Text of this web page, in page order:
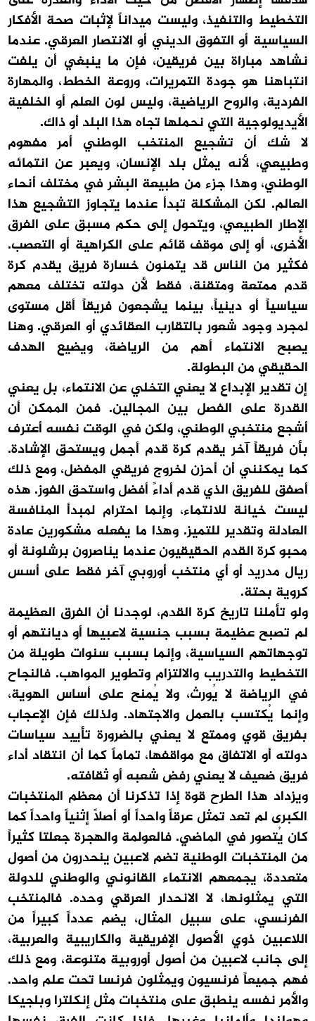
التخطيط والتنفيذ، وليست ميداناً لإثبات صحة الأفكار
السياسية أو التفوق الديني أو الانتصار العرقي. عندما
نشاهد مباراة بين فريقين، فإن ما ينبغي أن يلفت
انتباهنا هو جودة التمريرات، وروعة الخطط، والمهارة
الفردية، والروح الرياضية، وليس لون العلم أو الخلفية
الأيديولوجية التي نحملها تجاه هذا البلد أو ذاك.
لا شك أن تشجيع المنتخب الوطني أمر مفهوم
وطبيعي، لأنه يمثل بلد الإنسان، ويعبر عن انتمائه
الوطني، وهذا جزء من طبيعة البشر في مختلف أنحاء
العالم. لكن المشكلة تبدأ عندما يتجاوز التشجيع هذا
الإطار الطبيعي، ويتحول إلى حكم مسبق على الفرق
الأخرى، أو إلى موقف قائم على الكراهية أو التعصب.
فكثير من الناس قد يتمنون خسارة فريق يقدم كرة
قدم ممتعة ومتقنة، فقط لأن دولته تختلف معهم
سياسياً أو دينياً، بينما يشجعون فريقاً أقل مستوى
لمجرد وجود شعور بالتقارب العقائدي أو العرقي. وهنا
يصبح الانتماء أهم من الرياضة، ويضيع الهدف
الحقيقي من البطولة.
إن تقدير الإبداع لا يعني التخلي عن الانتماء، بل يعني
القدرة على الفصل بين المجالين. فمن الممكن أن
أشجع منتخبي الوطني، ولكن في الوقت نفسه أعترف
بأن فريقاً آخر يقدم كرة قدم أجمل ويستحق الإشادة.
كما يمكنني أن أحزن لخروج فريقي المفضل، ومع ذلك
أصفق للفريق الذي قدم أداءً أفضل واستحق الفوز. هذه
ليست خيانة للانتماء، وإنما احترام لمبدأ المنافسة
العادلة وتقدير للتميز. وهذا ما يفعله مشكورين عادة
محبو كرة القدم الحقيقيون عندما يناصرون برشلونة أو
ريال مدريد أو أي منتخب أوروبي آخر فقط على أسس
كروية بحتة.
ولو تأملنا تاريخ كرة القدم، لوجدنا أن الفرق العظيمة
لم تصبح عظيمة بسبب جنسية لاعبيها أو ديانتهم أو
توجهاتهم السياسية، وإنما بسبب سنوات طويلة من
التخطيط والتدريب والالتزام وتطوير المواهب. فالنجاح
في الرياضة لا يُورث، ولا يُمنح على أساس الهوية،
وإنما يُكتسب بالعمل والاجتهاد. ولذلك فإن الإعجاب
بفريق قوي وممتع لا يعني بالضرورة تأييد سياسات
دولته أو الاتفاق مع مواقفها، تماماً كما أن انتقاد أداء
فريق ضعيف لا يعني رفض شعبه أو ثقافته.
ويزداد هذا الطرح قوة إذا تذكرنا أن معظم المنتخبات
الكبرى لم تعد تمثل عرقاً واحداً أو أصلاً إثنياً واحداً كما
كان يُتصور في الماضي. فالعولمة والهجرة جعلتا كثيراً
من المنتخبات الوطنية تضم لاعبين ينحدرون من أصول
متعددة، يجمعهم الانتماء القانوني والوطني للدولة
التي يمثلونها، لا الانحدار العرقي وحده. فالمنتخب
الفرنسي، على سبيل المثال، يضم عدداً كبيراً من
اللاعبين ذوي الأصول الإفريقية والكاريبية والعربية،
إلى جانب لاعبين من أصول أوروبية متنوعة، ومع ذلك
فهم جميعاً فرنسيون ويمثلون فرنسا تحت علم واحد.
والأمر نفسه ينطبق على منتخبات مثل إنكلترا وبلجيكا